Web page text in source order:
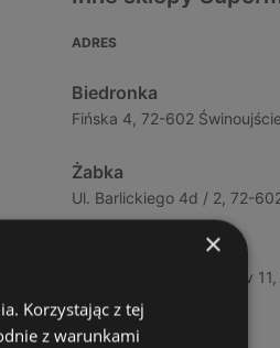
ADRES
Biedronka
Fińska 4, 72-602
Żabka
Ul. Barlickiego 4d / 2, 72-
Wybrzeze Władysława Iv
Świnoujście
×
Korzystając z tej
z warunkami